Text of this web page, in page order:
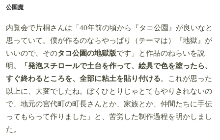
公園魔
内覧会で片桐さんは「40年前の頃から『タコ公園』が良いなと
思っていて。僕が作るのならやっぱり（テーマは）『地獄』が
いいので、そのタコ公園の地獄版です」と作品のねらいを説
明。
「発泡スチロールで土台を作って、絵具で色を塗ったら、
すぐ終わるところを、全部に粘土を貼り付ける。これが思った
以上に、大変でしたね。ぼくひとりじゃとてもやりきれないの
で、地元の宮代町の町長さんとか、家族とか、仲間たちに手伝
ってもらって作りました」と、苦労した制作過程を明かしまし
た。